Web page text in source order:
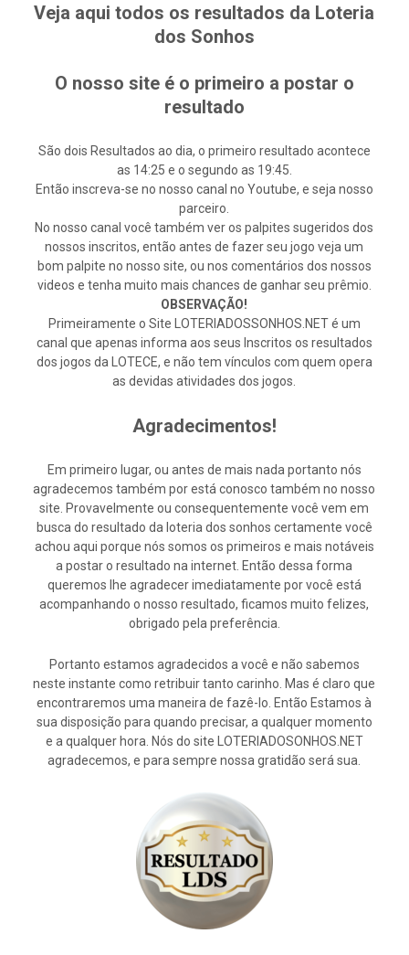
Veja aqui todos os resultados da Loteria
dos Sonhos
O nosso site é o primeiro a postar o
resultado
São dois Resultados ao dia, o primeiro resultado acontece
as 14:25 e o segundo as 19:45.
Então inscreva-se no nosso canal no Youtube, e seja nosso
parceiro.
No nosso canal você também ver os palpites sugeridos dos
nossos inscritos, então antes de fazer seu jogo veja um
bom palpite no nosso site, ou nos comentários dos nossos
videos e tenha muito mais chances de ganhar seu prêmio.
OBSERVAÇÃO!
Primeiramente o Site LOTERIADOSSONHOS.NET é um
canal que apenas informa aos seus Inscritos os resultados
dos jogos da LOTECE, e não tem vínculos com quem opera
as devidas atividades dos jogos.
Agradecimentos!
Em primeiro lugar, ou antes de mais nada portanto nós
agradecemos também por está conosco também no nosso
site. Provavelmente ou consequentemente você vem em
busca do resultado da loteria dos sonhos certamente você
achou aqui porque nós somos os primeiros e mais notáveis
a postar o resultado na internet. Então dessa forma
queremos lhe agradecer imediatamente por você está
acompanhando o nosso resultado, ficamos muito felizes,
obrigado pela preferência.
Portanto estamos agradecidos a você e não sabemos
neste instante como retribuir tanto carinho. Mas é claro que
encontraremos uma maneira de fazê-lo. Então Estamos à
sua disposição para quando precisar, a qualquer momento
e a qualquer hora. Nós do site LOTERIADOSONHOS.NET
agradecemos, e para sempre nossa gratidão será sua.